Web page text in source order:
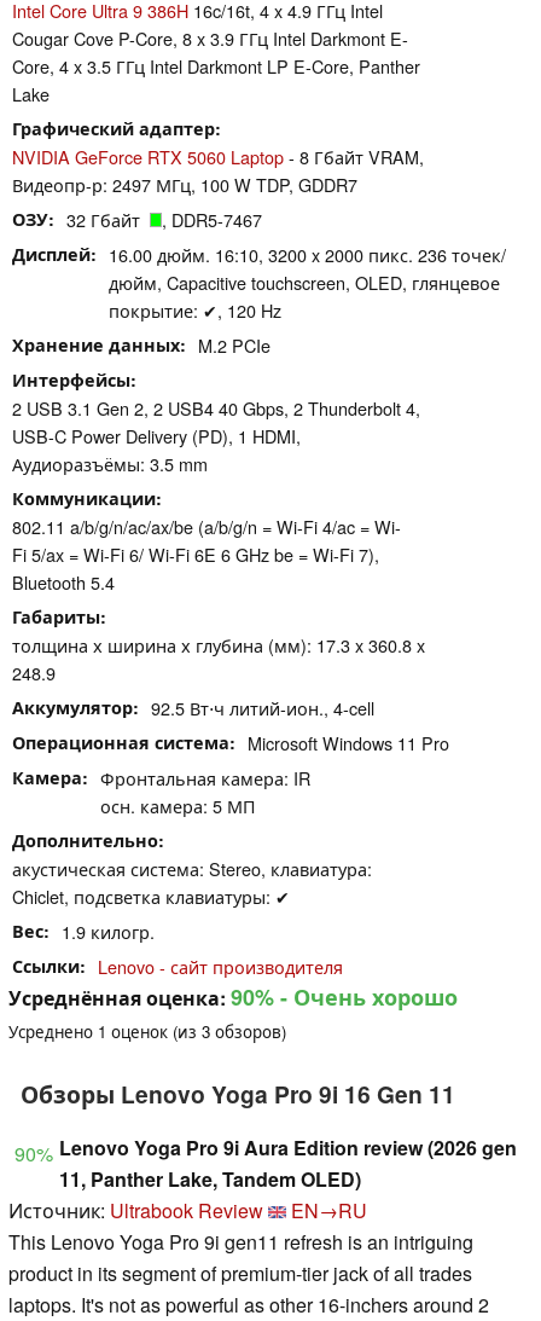
Intel Core Ultra 9 386H 16c/16t, 4 x 4.9 ГГц Intel
Cougar Cove P-Core, 8 x 3.9 ГГц Intel Darkmont E-
Core, 4 x 3.5 ГГц Intel Darkmont LP E-Core, Panther
Lake
Графический адаптер
NVIDIA GeForce RTX 5060 Laptop- 8 Гбайт VRAM,
Видеопр-р: 2497 МГц, 100 W TDP, GDDR7
ОЗУ 32 Гбайт , DDR5-7467
Дисплей
16.00 дюйм. 16:10, 3200 x 2000 пикс. 236 точек/
дюйм, Capacitive touchscreen, OLED, глянцевое
покрытие: ✔, 120 Hz
Хранение данных M.2 PCIe
Интерфейсы
2 USB 3.1 Gen 2, 2 USB4 40 Gbps, 2 Thunderbolt 4,
USB-C Power Delivery (PD), 1 HDMI,
Аудиоразъёмы: 3.5 mm
Коммуникации
802.11 a/​b/​g/​n/​ac/​ax/​be (a/b/g/n = Wi-Fi 4/ac = Wi-
Fi 5/ax = Wi-Fi 6/ Wi-Fi 6E 6 GHz be = Wi-Fi 7),
Bluetooth 5.4
Габариты
толщина х ширина х глубина (мм): 17.3 x 360.8 x
248.9
Аккумулятор 92.5 Вт⋅ч литий-ион., 4-cell
Операционная система Microsoft Windows 11 Pro
Камера
Фронтальная камера: IR
осн. камера: 5 МП
Дополнительно
акустическая система: Stereo, клавиатура:
Chiclet, подсветка клавиатуры: ✔
Вес 1.9 килогр.
Ссылки Lenovo - сайт производителя
Усреднённая оценка: 90%- Очень хорошо
Усреднено 1 оценок (из 3 обзоров)
Обзоры Lenovo Yoga Pro 9i 16 Gen 11
90% Lenovo Yoga Pro 9i Aura Edition review (2026 gen
11, Panther Lake, Tandem OLED)
Источник: Ultrabook Review
EN→RU
This Lenovo Yoga Pro 9i gen11 refresh is an intriguing
product in its segment of premium-tier jack of all trades
laptops. It's not as powerful as other 16-inchers around 2